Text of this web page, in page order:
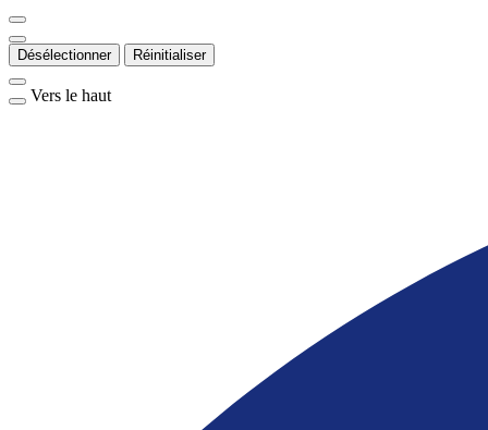
Désélectionner Réinitialiser
Vers le haut